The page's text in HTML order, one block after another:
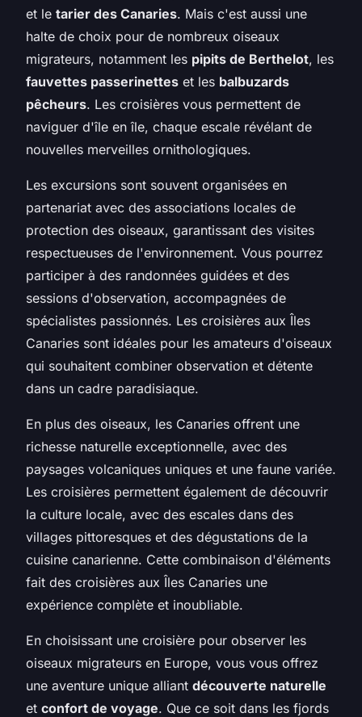
et le tarier des Canaries. Mais c'est aussi une
halte de choix pour de nombreux oiseaux
migrateurs, notamment les pipits de Berthelot, les
fauvettes passerinettes et les balbuzards
pêcheurs. Les croisières vous permettent de
naviguer d'île en île, chaque escale révélant de
nouvelles merveilles ornithologiques.
Les excursions sont souvent organisées en
partenariat avec des associations locales de
protection des oiseaux, garantissant des visites
respectueuses de l'environnement. Vous pourrez
participer à des randonnées guidées et des
sessions d'observation, accompagnées de
spécialistes passionnés. Les croisières aux Îles
Canaries sont idéales pour les amateurs d'oiseaux
qui souhaitent combiner observation et détente
dans un cadre paradisiaque.
En plus des oiseaux, les Canaries offrent une
richesse naturelle exceptionnelle, avec des
paysages volcaniques uniques et une faune variée.
Les croisières permettent également de découvrir
la culture locale, avec des escales dans des
villages pittoresques et des dégustations de la
cuisine canarienne. Cette combinaison d'éléments
fait des croisières aux Îles Canaries une
expérience complète et inoubliable.
En choisissant une croisière pour observer les
oiseaux migrateurs en Europe, vous vous offrez
une aventure unique alliant découverte naturelle
et confort de voyage. Que ce soit dans les fjords